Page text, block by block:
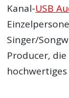
Kanal-USB
Singer/
Producer,